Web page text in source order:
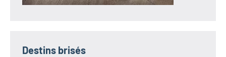
Destins brisés